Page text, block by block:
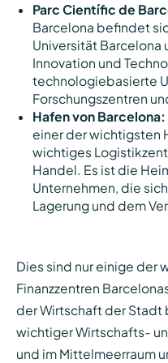
Parc Científic de
Barcelona befindet
Universität Barcelona
Innovation und
technologiebasierte
Forschungszentren
Hafen von Barcelona:
einer der wichtigsten
wichtiges
Handel. Es ist die
Unternehmen, die
Lagerung und dem
Dies sind nur einige der
Finanzzentren
der Wirtschaft der Stadt
wichtiger Wirtschafts-
und im Mittelmeerraum